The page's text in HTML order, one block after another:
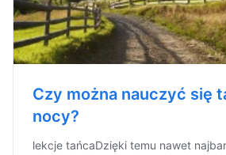
Czy można nauczyć się
nocy?
lekcje tańcaDzięki temu nawet